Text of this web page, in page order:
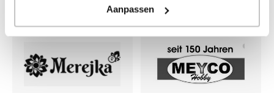
Aanpassen